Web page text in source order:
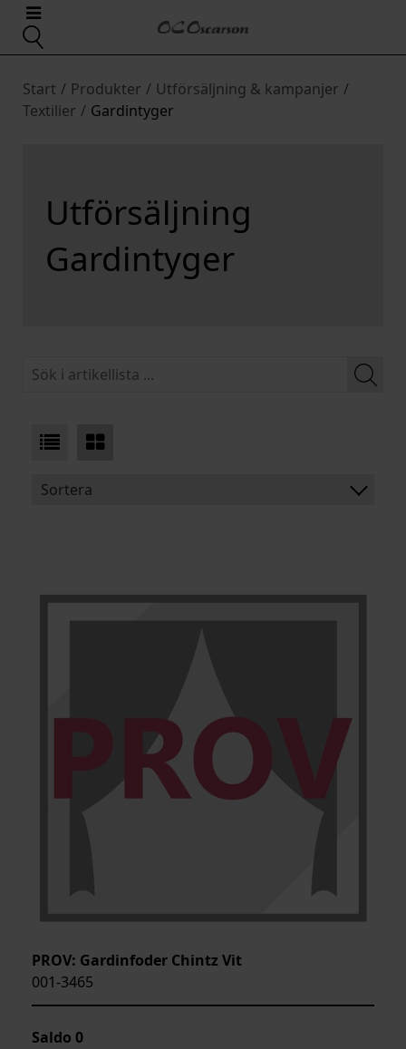
Start / Produkter / Utförsäljning & kampanjer /
Textilier / Gardintyger
Utförsäljning
Gardintyger
Sortera
BREDD
ARTIKELKOD:
PROV: Gardinfoder Chintz Vit
001-3465
Saldo 0